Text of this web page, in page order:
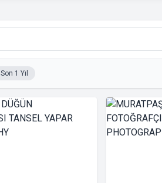
Son 1 Yıl